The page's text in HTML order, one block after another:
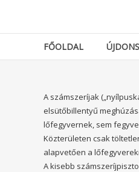
FŐOLDAL
A számszeríjak
elsütőbillentyű
lőfegyvernek, sem
Közterületen csak
alapvetően a
A kisebb